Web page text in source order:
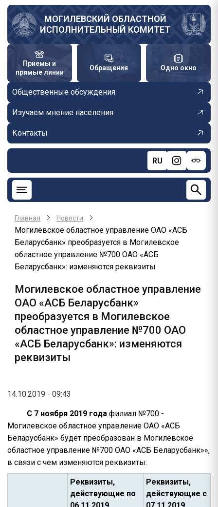
Перейти
основному
содержанию
МОГИЛЕВСКИЙ ОБЛАСТНОЙ
ИСПОЛНИТЕЛЬНЫЙ КОМИТЕТ
Приемы и
прямые линии
Обращения Одно окно
Общественные обсуждения
Изучаем мнение населения
Контакты
RU
Главная Новости
Могилевское областное управление ОАО «АСБ
Беларусбанк» преобразуется в Могилевское
областное управление №700 ОАО «АСБ
Беларусбанк»: изменяются реквизиты
Могилевское областное управление
ОАО «АСБ Беларусбанк»
преобразуется в Могилевское
областное управление №700 ОАО
«АСБ Беларусбанк»: изменяются
реквизиты
14.10.2019 - 09:43
C 7 ноября 2019 года филиал №700 -
Могилевское областное управление ОАО «АСБ
Беларусбанк» будет преобразован в Могилевское
областное управление №700 ОАО «АСБ Беларусбанк»»,
в связи с чем изменяются реквизиты:
Реквизиты,
действующие по
Реквизиты,
действующие с